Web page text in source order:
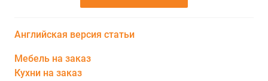
Английская версия статьи
Мебель на заказ
Кухни на заказ